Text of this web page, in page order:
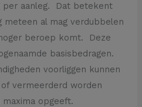
per aanleg. Dat betekent
al mag verdubbelen
beroep komt. Deze
basisbedragen.
voorliggen kunnen
vermeerderd worden
opgeeft.